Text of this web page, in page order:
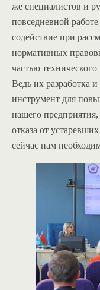
же специалистов и
повседневной
содействие при
нормативных
частью
Ведь их разработка
инструмент для
нашего
отказа от
сейчас нам